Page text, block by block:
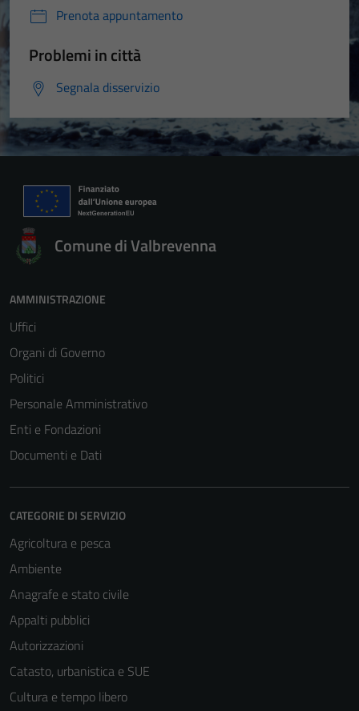
Prenota appuntamento
Problemi in città
Segnala disservizio
Comune di Valbrevenna
AMMINISTRAZIONE
Uffici
Organi di Governo
Politici
Personale Amministrativo
Enti e Fondazioni
Documenti e Dati
CATEGORIE DI SERVIZIO
Agricoltura e pesca
Ambiente
Anagrafe e stato civile
Appalti pubblici
Autorizzazioni
Catasto, urbanistica e SUE
Cultura e tempo libero